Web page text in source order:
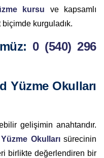
kursu ve kapsamlı
kurguladık.
0 (540) 296
Yüzme Okulları
gelişimin anahtarıdır.
Yüzme Okullarısürecinin
birlikte değerlendiren bir